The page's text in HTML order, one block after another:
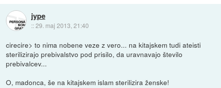
jype
::29. maj 2013, 21:40
cirecire> to nima nobene veze z vero... na kitajskem tudi ateisti
sterilizirajo prebivalstvo pod prisilo, da uravnavajo število
prebivalcev...
O, madonca, še na kitajskem islam sterilizira ženske!